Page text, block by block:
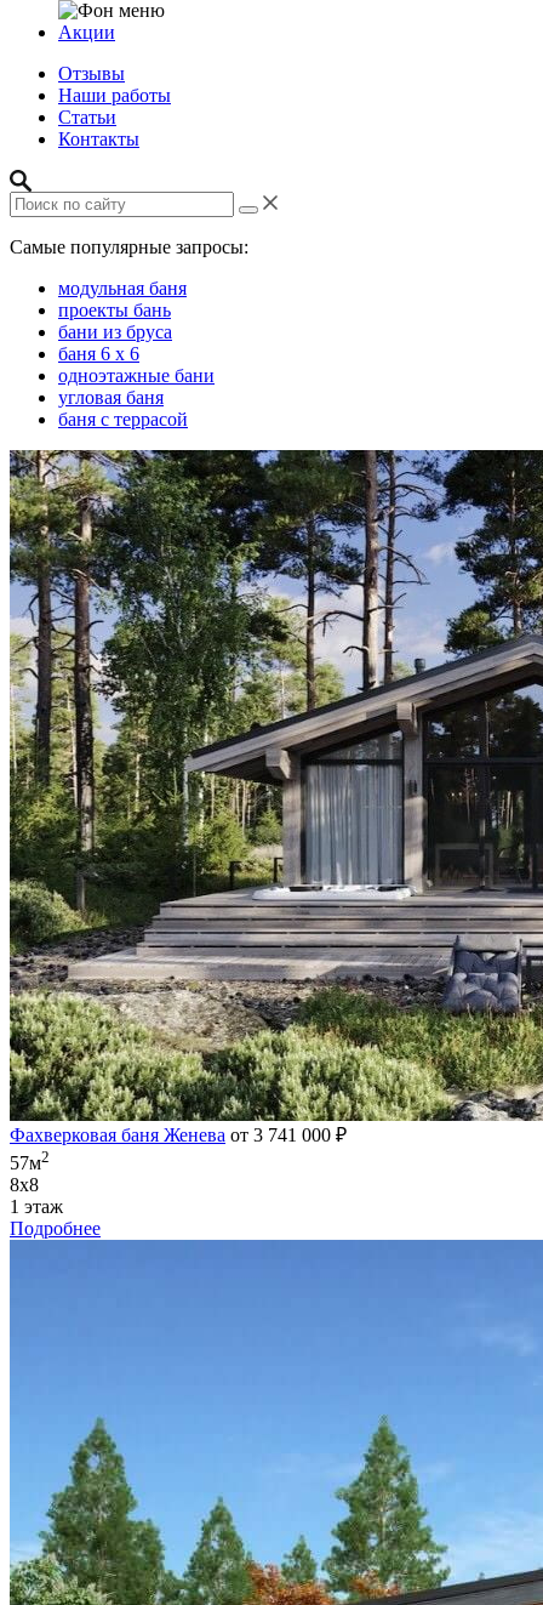
Акции
Отзывы
Наши работы
Статьи
Контакты
Самые популярные запросы:
модульная баня
проекты бань
бани из бруса
баня 6 х 6
одноэтажные бани
угловая баня
баня с террасой
Фахверковая баня Женева от 3 741 000 ₽
57м2
8х8
1 этаж
Подробнее